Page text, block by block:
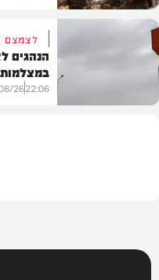
לצמצם
הנהגים
22:06
26